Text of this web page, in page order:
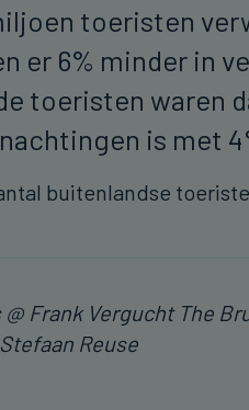
toeristen
er 6% minder in
toeristen waren
is met
buitenlandse
@ Frank Vergucht The
Reuse